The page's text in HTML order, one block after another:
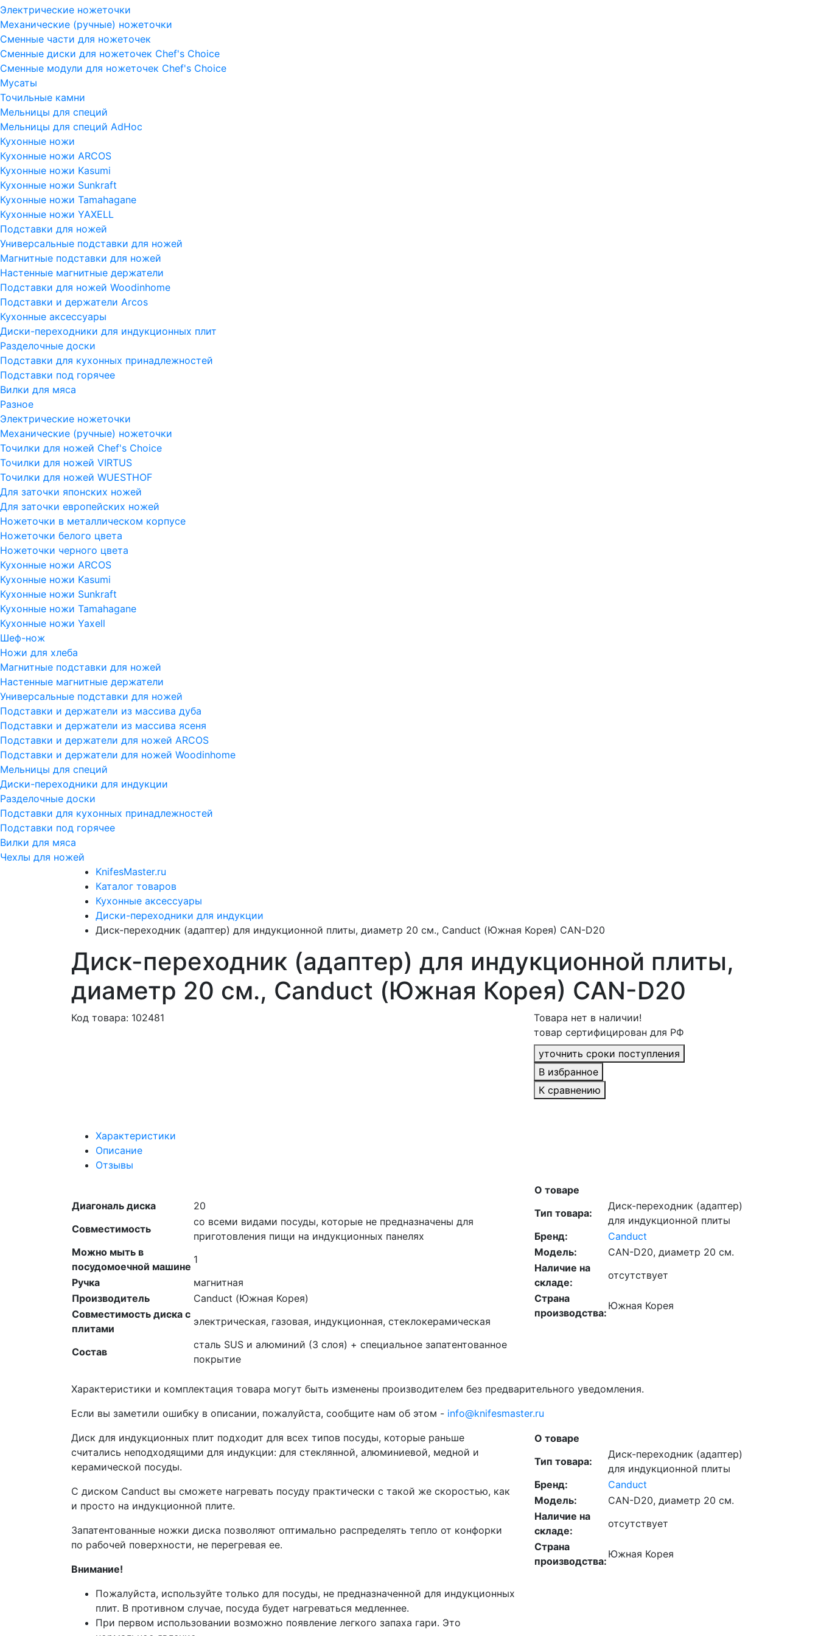
Электрические ножеточки
Механические (ручные) ножеточки
Сменные части для ножеточек
Сменные диски для ножеточек Chef's Choice
Сменные модули для ножеточек Chef's Choice
Мусаты
Точильные камни
Мельницы для специй
Мельницы для специй AdHoc
Кухонные ножи
Кухонные ножи ARCOS
Кухонные ножи Kasumi
Кухонные ножи Sunkraft
Кухонные ножи Tamahagane
Кухонные ножи YAXELL
Подставки для ножей
Универсальные подставки для ножей
Магнитные подставки для ножей
Настенные магнитные держатели
Подставки для ножей Woodinhome
Подставки и держатели Arcos
Кухонные аксессуары
Диски-переходники для индукционных плит
Разделочные доски
Подставки для кухонных принадлежностей
Подставки под горячее
Вилки для мяса
Разное
Электрические ножеточки
Механические (ручные) ножеточки
Точилки для ножей Chef's Choice
Точилки для ножей VIRTUS
Точилки для ножей WUESTHOF
Для заточки японских ножей
Для заточки европейских ножей
Ножеточки в металлическом корпусе
Ножеточки белого цвета
Ножеточки черного цвета
Кухонные ножи ARCOS
Кухонные ножи Kasumi
Кухонные ножи Sunkraft
Кухонные ножи Tamahagane
Кухонные ножи Yaxell
Шеф-нож
Ножи для хлеба
Магнитные подставки для ножей
Настенные магнитные держатели
Универсальные подставки для ножей
Подставки и держатели из массива дуба
Подставки и держатели из массива ясеня
Подставки и держатели для ножей ARCOS
Подставки и держатели для ножей Woodinhome
Мельницы для специй
Диски-переходники для индукции
Разделочные доски
Подставки для кухонных принадлежностей
Подставки под горячее
Вилки для мяса
Чехлы для ножей
KnifesMaster.ru
Каталог товаров
Кухонные аксессуары
Диски-переходники для индукции
Диск-переходник (адаптер) для индукционной плиты, диаметр 20 см., Canduct (Южная Корея) CAN-D20
Диск-переходник (адаптер) для индукционной плиты,
диаметр 20 см., Canduct (Южная Корея) CAN-D20
Код товара: 102481
Товара нет в наличии!
товар сертифицирован для РФ
уточнить сроки поступления
В избранное
К сравнению
Характеристики
Описание
Отзывы
Диагональ диска
20
Совместимость
со всеми видами посуды, которые не предназначены для
приготовления пищи на индукционных панелях
Можно мыть в
посудомоечной машине
1
Ручка
магнитная
Производитель
Canduct (Южная Корея)
Совместимость диска с
плитами
электрическая, газовая, индукционная, стеклокерамическая
Состав
сталь SUS и алюминий (3 слоя) + специальное запатентованное
покрытие
О товаре
Тип товара:
Диск-переходник (адаптер)
для индукционной плиты
Бренд:
Canduct
Модель:
CAN-D20, диаметр 20 см.
Наличие на
складе:
отсутствует
Страна
производства:
Южная Корея
Характеристики и комплектация товара могут быть изменены производителем без предварительного уведомления.
Если вы заметили ошибку в описании, пожалуйста, сообщите нам об этом - info@knifesmaster.ru
Диск для индукционных плит подходит для всех типов посуды, которые раньше
считались неподходящими для индукции: для стеклянной, алюминиевой, медной и
керамической посуды.
С диском Canduct вы сможете нагревать посуду практически с такой же скоростью, как
и просто на индукционной плите.
Запатентованные ножки диска позволяют оптимально распределять тепло от конфорки
по рабочей поверхности, не перегревая ее.
Внимание!
Пожалуйста, используйте только для посуды, не предназначенной для индукционных
плит. В противном случае, посуда будет нагреваться медленнее.
При первом использовании возможно появление легкого запаха гари. Это
О товаре
Тип товара:
Диск-переходник (адаптер)
для индукционной плиты
Бренд:
Canduct
Модель:
CAN-D20, диаметр 20 см.
Наличие на
складе:
отсутствует
Страна
производства:
Южная Корея